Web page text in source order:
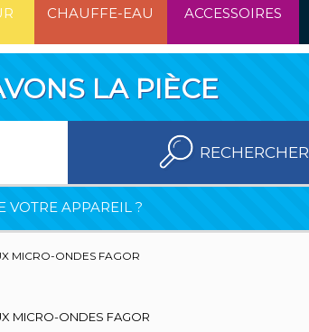
CHAUFFE-EAU ACCESSOIRES
LA PIÈCE
RECHERCHER
VOTRE APPAREIL ?
MICRO-ONDES FAGOR
MICRO-ONDES FAGOR